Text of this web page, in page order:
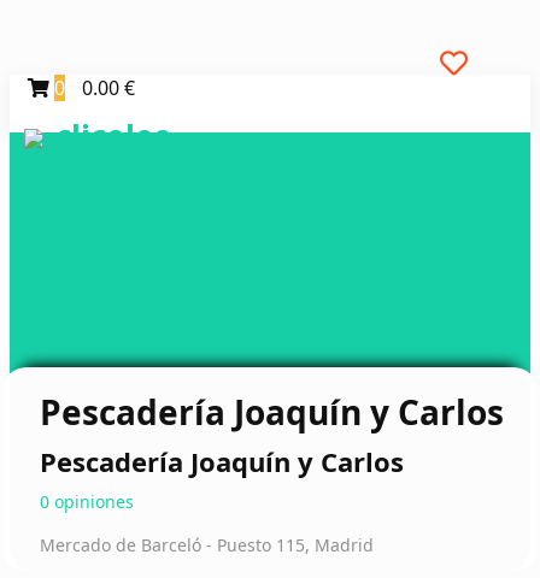
0 0.00 €
clicoleo
Pescadería Joaquín y Carlos
Pescadería Joaquín y Carlos
0 opiniones
Mercado de Barceló - Puesto 115, Madrid